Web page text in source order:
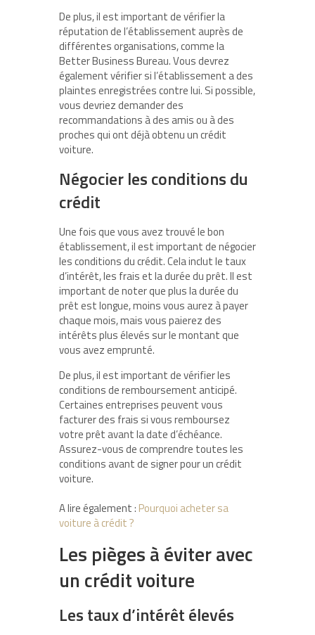
De plus, il est important de vérifier la
réputation de l’établissement auprès de
différentes organisations, comme la
Better Business Bureau. Vous devrez
également vérifier si l’établissement a des
plaintes enregistrées contre lui. Si possible,
vous devriez demander des
recommandations à des amis ou à des
proches qui ont déjà obtenu un crédit
voiture.
Négocier les conditions du
crédit
Une fois que vous avez trouvé le bon
établissement, il est important de négocier
les conditions du crédit. Cela inclut le taux
d’intérêt, les frais et la durée du prêt. Il est
important de noter que plus la durée du
prêt est longue, moins vous aurez à payer
chaque mois, mais vous paierez des
intérêts plus élevés sur le montant que
vous avez emprunté.
De plus, il est important de vérifier les
conditions de remboursement anticipé.
Certaines entreprises peuvent vous
facturer des frais si vous remboursez
votre prêt avant la date d’échéance.
Assurez-vous de comprendre toutes les
conditions avant de signer pour un crédit
voiture.
A lire également : Pourquoi acheter sa
voiture à crédit ?
Les pièges à éviter avec
un crédit voiture
Les taux d’intérêt élevés